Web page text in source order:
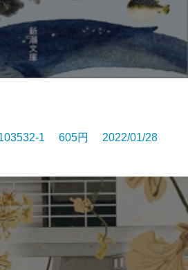
1 605円 2022/01/28